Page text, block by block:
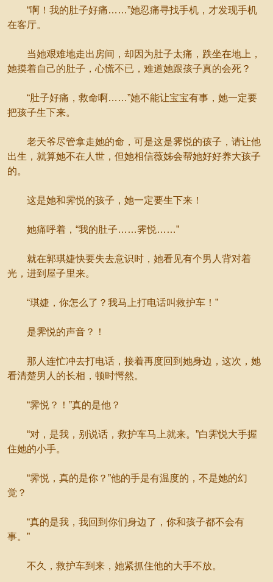
“啊！我的肚子好痛……”她忍痛寻找手机，才发现手机
在客厅。
当她艰难地走出房间，却因为肚子太痛，跌坐在地上，
她摸着自己的肚子，心慌不已，难道她跟孩子真的会死？
“肚子好痛，救命啊……”她不能让宝宝有事，她一定要
把孩子生下来。
老天爷尽管拿走她的命，可是这是霁悦的孩子，请让他
出生，就算她不在人世，但她相信薇姊会帮她好好养大孩子
的。
这是她和霁悦的孩子，她一定要生下来！
她痛呼着，“我的肚子……霁悦……”
就在郭琪婕快要失去意识时，她看见有个男人背对着
光，进到屋子里来。
“琪婕，你怎么了？我马上打电话叫救护车！”
是霁悦的声音？！
那人连忙冲去打电话，接着再度回到她身边，这次，她
看清楚男人的长相，顿时愕然。
“霁悦？！”真的是他？
“对，是我，别说话，救护车马上就来。”白霁悦大手握
住她的小手。
“霁悦，真的是你？”他的手是有温度的，不是她的幻
觉？
“真的是我，我回到你们身边了，你和孩子都不会有
事。”
不久，救护车到来，她紧抓住他的大手不放。